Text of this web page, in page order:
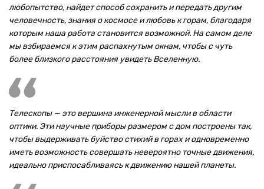
любопытство, найдет способ сохранить и передать другим
человечность, знания о космосе и любовь к горам, благодаря
которым наша работа становится возможной. На самом деле
мы взбираемся к этим распахнутым окнам, чтобы с чуть
более близкого расстояния увидеть Вселенную.
Телескопы — это вершина инженерной мысли в области
оптики. Эти научные приборы размером с дом построены так,
чтобы выдерживать буйство стихий в горах и одновременно
иметь возможность совершать невероятно точные движения,
идеально приспосабливаясь к движению нашей планеты.